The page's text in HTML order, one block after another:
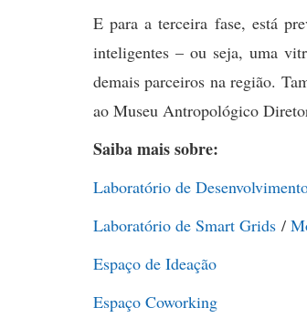
E para a terceira fase, está
inteligentes – ou seja, uma
demais parceiros na região.
ao Museu Antropológico
Saiba mais sobre:
Laboratório de
Laboratório de Smart Grids /
Espaço de Ideação
Espaço Coworking